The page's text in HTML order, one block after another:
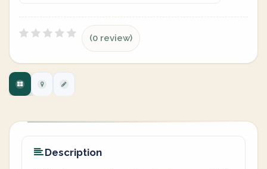
(0 review)
Description